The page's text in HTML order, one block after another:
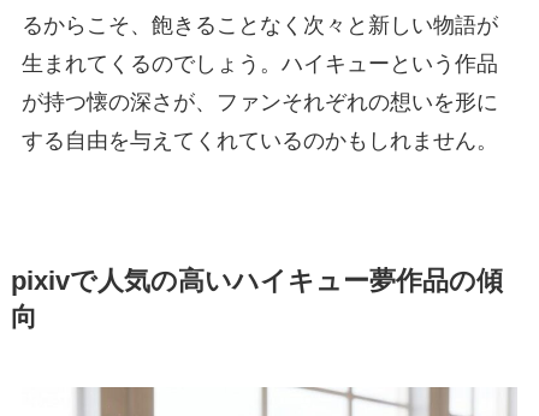
るからこそ、飽きることなく次々と新しい物語が
生まれてくるのでしょう。ハイキューという作品
が持つ懐の深さが、ファンそれぞれの想いを形に
する自由を与えてくれているのかもしれません。
pixivで人気の高いハイキュー夢作品の傾
向